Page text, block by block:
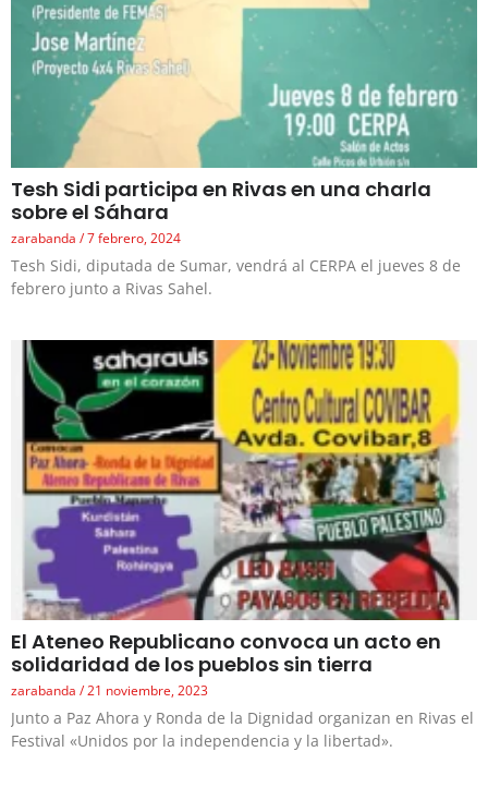
Tesh Sidi participa en Rivas en una charla
sobre el Sáhara
zarabanda 7 febrero, 2024
Tesh Sidi, diputada de Sumar, vendrá al CERPA el jueves 8 de
febrero junto a Rivas Sahel.
El Ateneo Republicano convoca un acto en
solidaridad de los pueblos sin tierra
zarabanda 21 noviembre, 2023
Junto a Paz Ahora y Ronda de la Dignidad organizan en Rivas el
Festival «Unidos por la independencia y la libertad».